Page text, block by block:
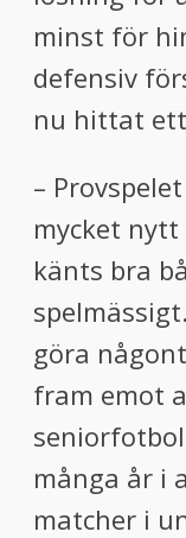
minst för
defensiv
nu hittat
–
mycket
känts bra
göra
fram emot
många år i
matcher i